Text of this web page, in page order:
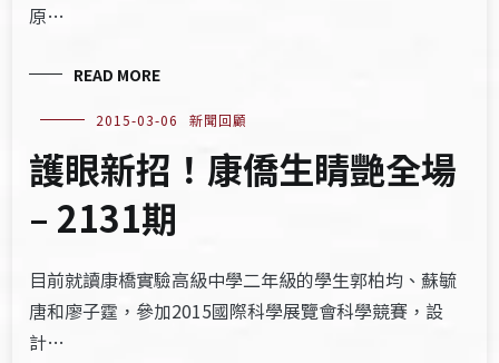
原…
READ MORE
2015-03-06 新聞回顧
護眼新招！康僑生睛艷全場
– 2131期
目前就讀康橋實驗高級中學二年級的學生郭柏均、蘇毓
唐和廖子霆，參加2015國際科學展覽會科學競賽，設
計…